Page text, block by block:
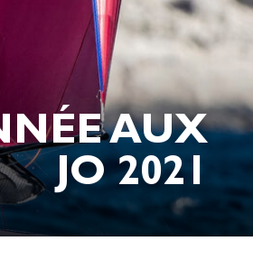
AUX
JO 2021